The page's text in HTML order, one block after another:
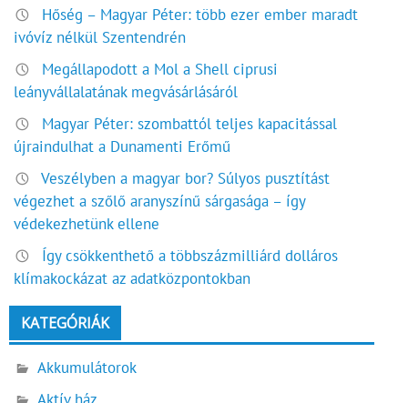
Hőség – Magyar Péter: több ezer ember maradt
ivóvíz nélkül Szentendrén
Megállapodott a Mol a Shell ciprusi
leányvállalatának megvásárlásáról
Magyar Péter: szombattól teljes kapacitással
újraindulhat a Dunamenti Erőmű
Veszélyben a magyar bor? Súlyos pusztítást
végezhet a szőlő aranyszínű sárgasága – így
védekezhetünk ellene
Így csökkenthető a többszázmilliárd dolláros
klímakockázat az adatközpontokban
KATEGÓRIÁK
Akkumulátorok